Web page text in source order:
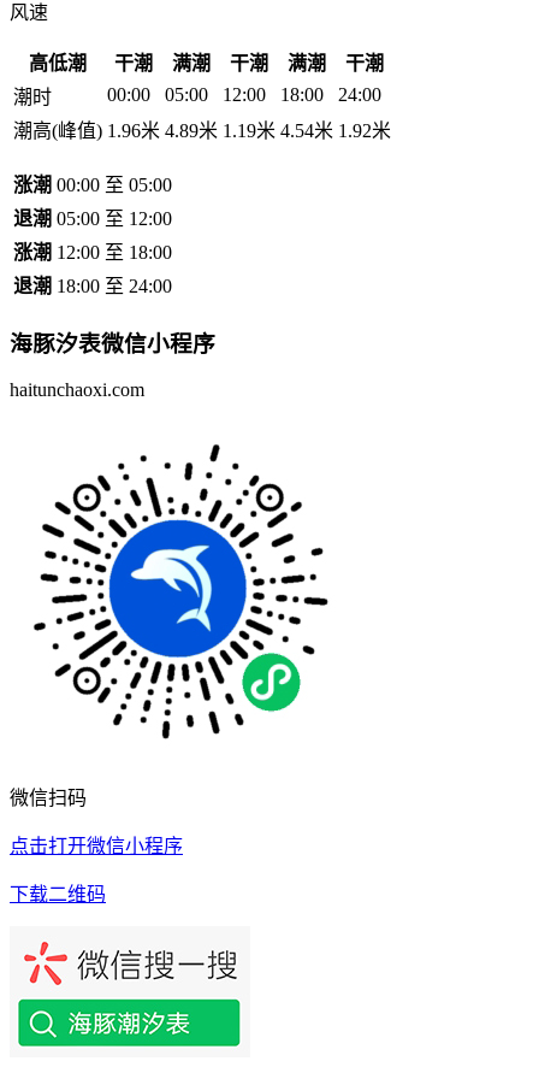
风速
高低潮 干潮 满潮 干潮 满潮
干潮
潮时
00:00 05:00 12:00 18:00
24:00
潮高(峰值) 1.96米 4.89米 1.19米 4.54米 1.92米
涨潮 00:00 至 05:00
退潮 05:00 至 12:00
涨潮 12:00 至 18:00
退潮 18:00 至 24:00
海豚汐表微信小程序
haitunchaoxi.com
微信扫码
点击打开微信小程序
下载二维码